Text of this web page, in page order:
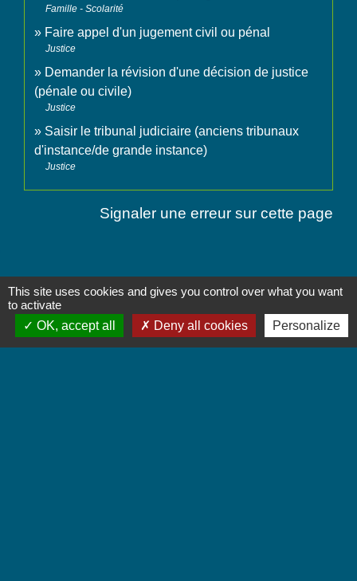
Famille - Scolarité
Faire appel d'un jugement civil ou pénal
Justice
Demander la révision d'une décision de justice
(pénale ou civile)
Justice
Saisir le tribunal judiciaire (anciens tribunaux
d'instance/de grande instance)
Justice
Signaler une erreur sur cette page
Contactez-nous
Commune de Chignin
This site uses cookies and gives you control over what you want
to activate
OK, accept all
Deny all cookies Personalize